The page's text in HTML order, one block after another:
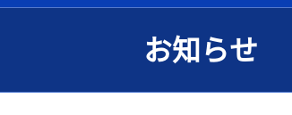
アクセス・
お知らせ